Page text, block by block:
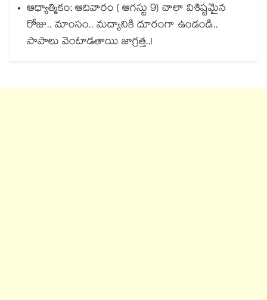
ఆధ్యాత్మికం: ఆదివారం ( ఆగస్టు 9) చాలా విశిష్టమైన
రోజు.. మాంసం.. మద్యానికి దూరంగా ఉండండి..
పాపాలు వెంటాడతాయి జాగ్రత్త..!